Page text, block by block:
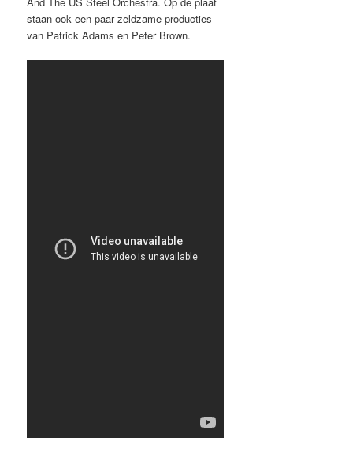
staan ook een paar zeldzame producties
van Patrick Adams en Peter Brown.